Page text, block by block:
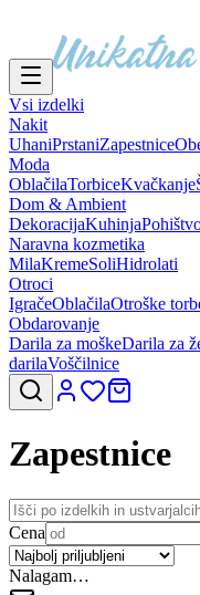
Vsi izdelki
Nakit
UhaniPrstaniZapestnice
Moda
OblačilaTorbiceKvačkanje
Dom & Ambient
DekoracijaKuhinja
Naravna kozmetika
MilaKremeSoliHidrolati
Otroci
IgračeOblačilaOtroške
Obdarovanje
Darila za moškeDarila za
darilaVoščilnice
Zapestnice
Cena
Nalagam…